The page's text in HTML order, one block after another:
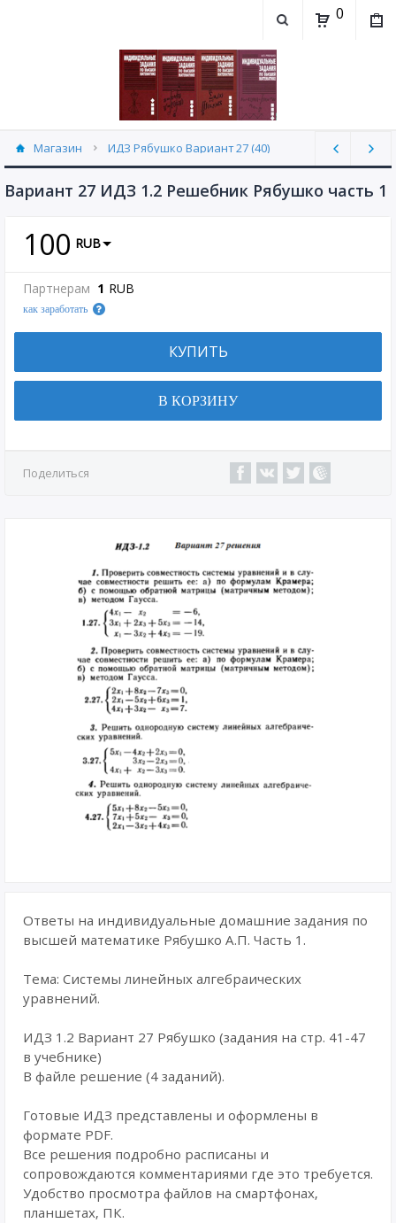
0
Магазин ИДЗ Рябушко Вариант 27 (40)
Вариант 27 ИДЗ 1.2 Решебник Рябушко часть 1
100 RUB
Партнерам 1 RUB
как заработать
КУПИТЬ
В КОРЗИНУ
Поделиться
Ответы на индивидуальные домашние задания по
высшей математике Рябушко А.П. Часть 1.
Тема: Системы линейных алгебраических
уравнений.
ИДЗ 1.2 Вариант 27 Рябушко (задания на стр. 41-47
в учебнике)
В файле решение (4 заданий).
Готовые ИДЗ представлены и оформлены в
формате PDF.
Все решения подробно расписаны и
сопровождаются комментариями где это требуется.
Удобство просмотра файлов на смартфонах,
планшетах, ПК.